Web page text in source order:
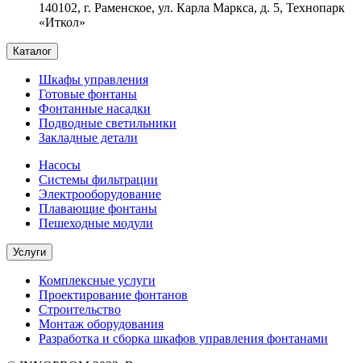
140102, г. Раменское, ул. Карла Маркса, д. 5, Технопарк
«Иткол»
Каталог
Шкафы управления
Готовые фонтаны
Фонтанные насадки
Подводные светильники
Закладные детали
Насосы
Системы фильтрации
Электрооборудование
Плавающие фонтаны
Пешеходные модули
Услуги
Комплексные услуги
Проектирование фонтанов
Строительство
Монтаж оборудования
Разработка и сборка шкафов управления фонтанами